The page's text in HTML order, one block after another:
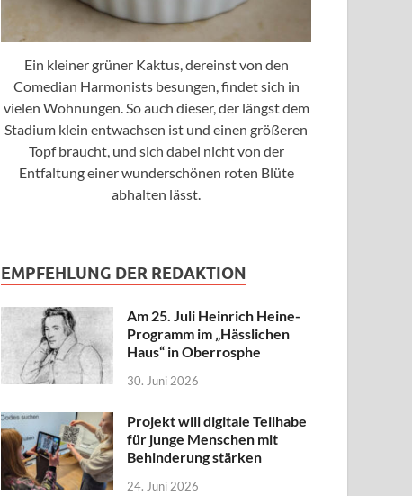
Ein kleiner grüner Kaktus, dereinst von den
Comedian Harmonists besungen, findet sich in
vielen Wohnungen. So auch dieser, der längst dem
Stadium klein entwachsen ist und einen größeren
Topf braucht, und sich dabei nicht von der
Entfaltung einer wunderschönen roten Blüte
abhalten lässt.
EMPFEHLUNG DER REDAKTION
Am 25. Juli Heinrich Heine-
Programm im „Hässlichen
Haus“ in Oberrosphe
30. Juni 2026
Projekt will digitale Teilhabe
für junge Menschen mit
Behinderung stärken
24. Juni 2026